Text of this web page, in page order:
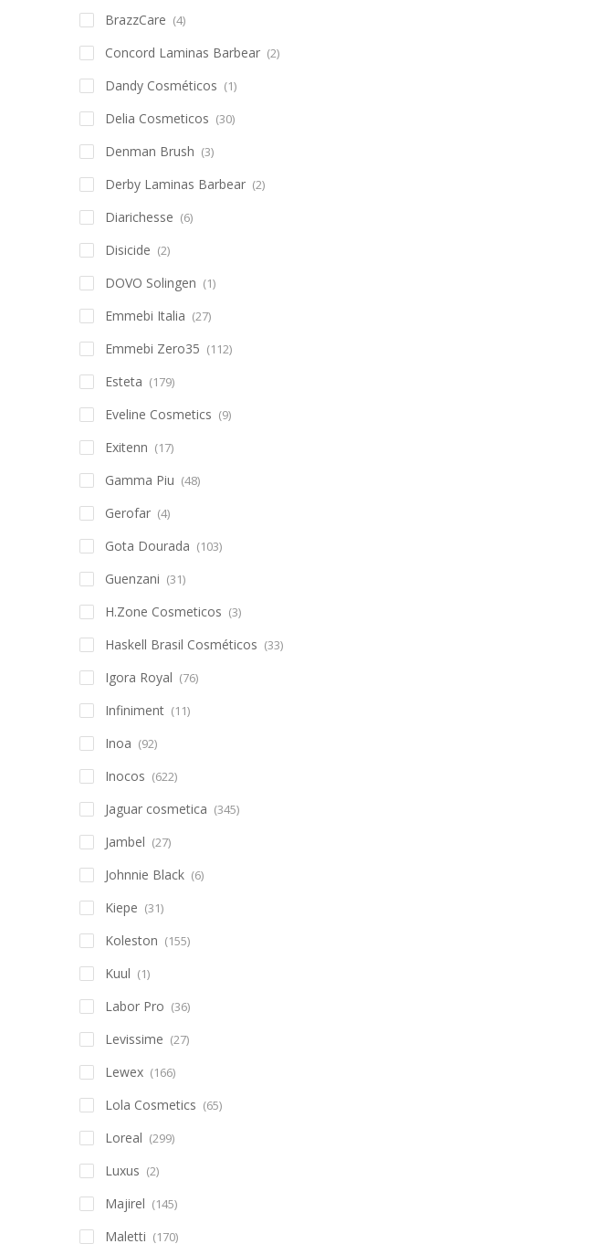
BrazzCare (4)
Concord Laminas Barbear (2)
Dandy Cosméticos (1)
Delia Cosmeticos (30)
Denman Brush (3)
Derby Laminas Barbear (2)
Diarichesse (6)
Disicide (2)
DOVO Solingen (1)
Emmebi Italia (27)
Emmebi Zero35 (112)
Esteta (179)
Eveline Cosmetics (9)
Exitenn (17)
Gamma Piu (48)
Gerofar (4)
Gota Dourada (103)
Guenzani (31)
H.Zone Cosmeticos (3)
Haskell Brasil Cosméticos (33)
Igora Royal (76)
Infiniment (11)
Inoa (92)
Inocos (622)
Jaguar cosmetica (345)
Jambel (27)
Johnnie Black (6)
Kiepe (31)
Koleston (155)
Kuul (1)
Labor Pro (36)
Levissime (27)
Lewex (166)
Lola Cosmetics (65)
Loreal (299)
Luxus (2)
Majirel (145)
Maletti (170)